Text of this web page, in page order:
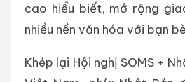
cao hiểu biết, mở rộng
nhiều nền văn hóa với bạn
Khép lại Hội nghị SOMS +